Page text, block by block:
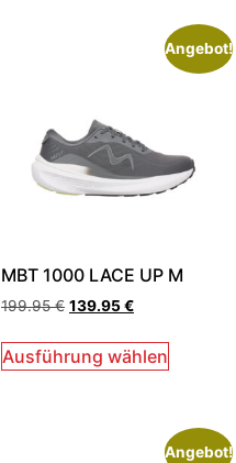
Angebot!
MBT 1000 LACE UP M
199.95€ 139.95€
Ausführung wählen
Angebot!